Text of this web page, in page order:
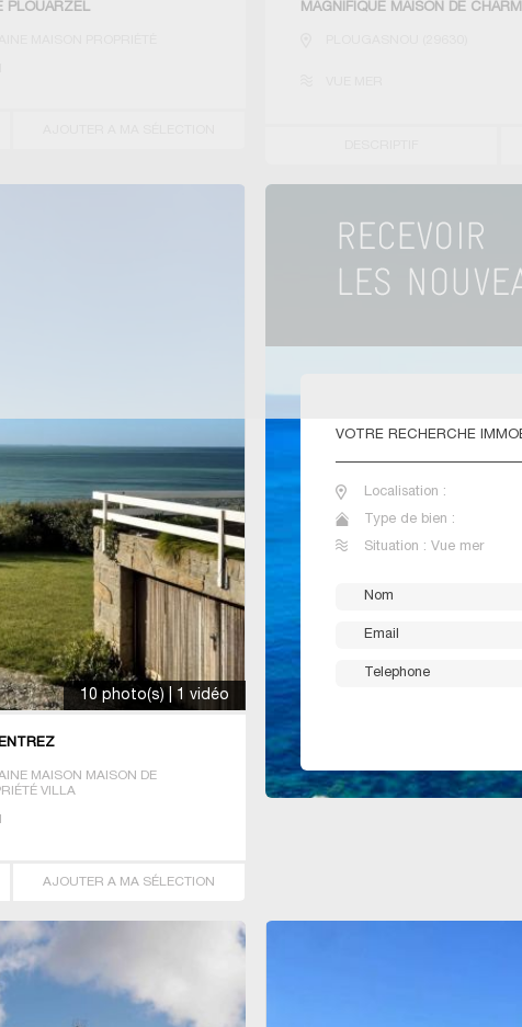
PLOUARZEL MAGNIFIQUE MAISON DE
10 photo(s) | 1 vidéo
MAISON MAISON DE
VILLA
AJOUTER A MA SÉLECTION
VOTRE RECHERCHE
Localisation :
Type de bien :
Situation : Vue mer